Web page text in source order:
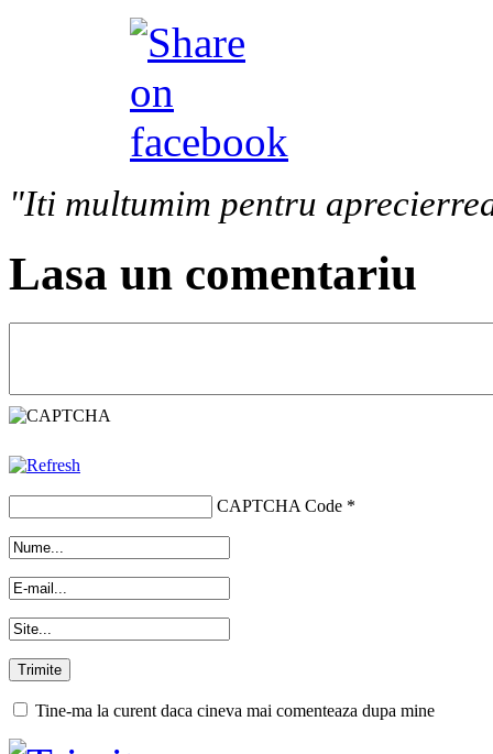
"Iti multumim pentru
Lasa un comentariu
CAPTCHA Code *
Tine-ma la curent daca cineva mai comenteaza dupa mine